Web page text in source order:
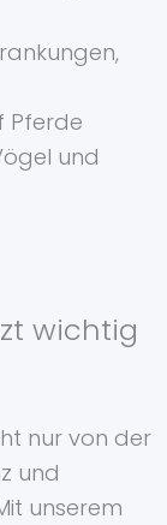
Pferde
und
wichtig
nur von der
und
unserem